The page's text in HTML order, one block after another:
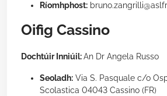
Ríomhphost:
Oifig Cassino
Dochtúir Inniúil:An Dr Angela Russo
Seoladh: Via S. Pasquale c/o
Scolastica 04043 Cassino (FR)